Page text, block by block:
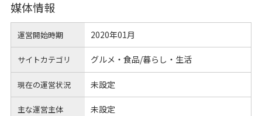
媒体情報
運営開始時期 2020年01月
サイトカテゴリ グルメ・食品/暮らし・生活
現在の運営状況 未設定
主な運営主体 未設定